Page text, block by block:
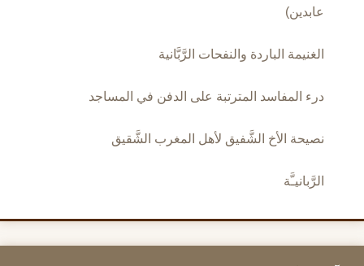
عابدين)
الغنيمة الباردة والنفحات الرَّبَّانية
درء المفاسد المترتبة على الدفن في المساجد
نصيحة الأخ الشَّفيق لأهل المغرب الشَّقيق
الرَّبانيـَّة